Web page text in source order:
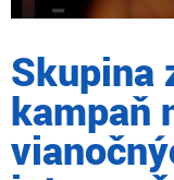
Skupina
kampaň